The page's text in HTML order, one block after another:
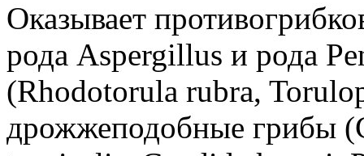
Оказывает
рода Aspergillus и рода
(Rhodotorula rubra,
дрожжеподобные грибы